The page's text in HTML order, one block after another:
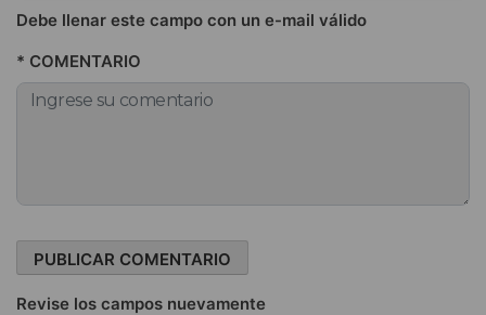
Debe llenar este campo con un e-mail válido
* COMENTARIO
Revise los campos nuevamente